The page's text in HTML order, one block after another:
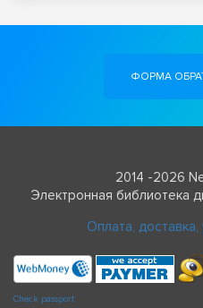
ФОРМА
2014 -2026
Электронная библиотека
Оплата,
Check passport